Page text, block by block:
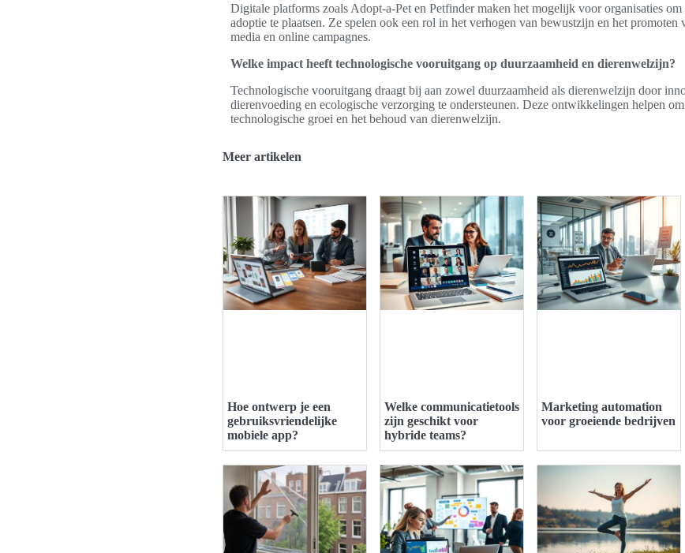
Digitale platforms zoals Adopt-a-Pet en Petfinder maken het mogelijk voor organisaties
adoptie te plaatsen. Ze spelen ook een rol in het verhogen van bewustzijn en het
media en online campagnes.
Welke impact heeft technologische vooruitgang op duurzaamheid en dierenwelzijn?
Technologische vooruitgang draagt bij aan zowel duurzaamheid als dierenwelzijn door
dierenvoeding en ecologische verzorging te ondersteunen. Deze ontwikkelingen helpen
technologische groei en het behoud van dierenwelzijn.
Meer artikelen
Hoe ontwerp je een
gebruiksvriendelijke
mobiele app?
Welke communicatietools
zijn geschikt voor
hybride teams?
Marketing automation
voor groeiende bedrijven